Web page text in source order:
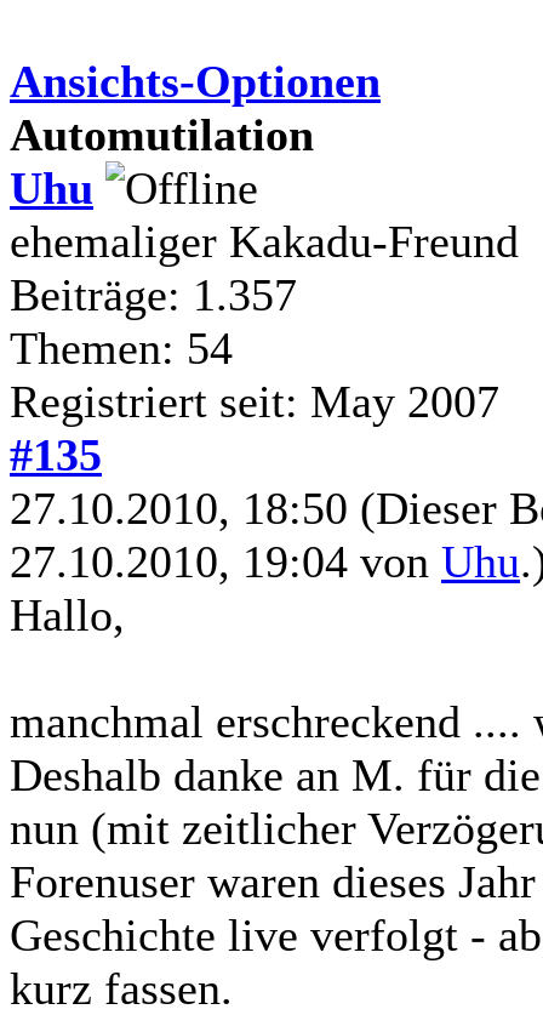
Ansichts-Optionen
Automutilation
Uhu
ehemaliger Kakadu-Freund
Beiträge: 1.357
Themen: 54
Registriert seit: May 2007
#135
27.10.2010, 18:50 (Dieser
27.10.2010, 19:04 von Uhu
Hallo,
manchmal erschreckend
Deshalb danke an M. für
nun (mit zeitlicher
Forenuser waren dieses
Geschichte live verfolgt -
kurz fassen.